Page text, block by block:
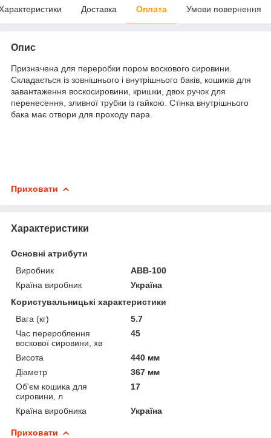
Доставка Оплата Умови повернення
Опис
Призначена для переробки пором воскового сировини.
Складається із зовнішнього і внутрішнього баків, кошиків для
завантаження воскосировини, кришки, двох ручок для
перенесення, зливної трубки із гайкою. Стінка внутрішнього
бака має отвори для проходу пара.
Приховати
Характеристики
Основні атрибути
Виробник
АВВ-100
Країна виробник
Україна
Користувальницькі характеристики
Вага (кг)
5.7
Час перероблення
воскової сировини, хв
45
Висота
440 мм
Діаметр
367 мм
Об'єм кошика для
сировини, л
17
Країна виробника Україна
Приховати